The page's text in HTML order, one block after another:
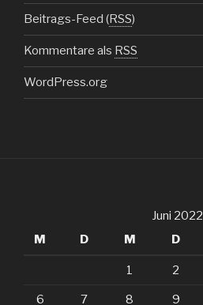
Beitrags-Feed (RSS)
Kommentare als RSS
WordPress.org
Juni 2022
M
D M D
1 2
6 7 8 9